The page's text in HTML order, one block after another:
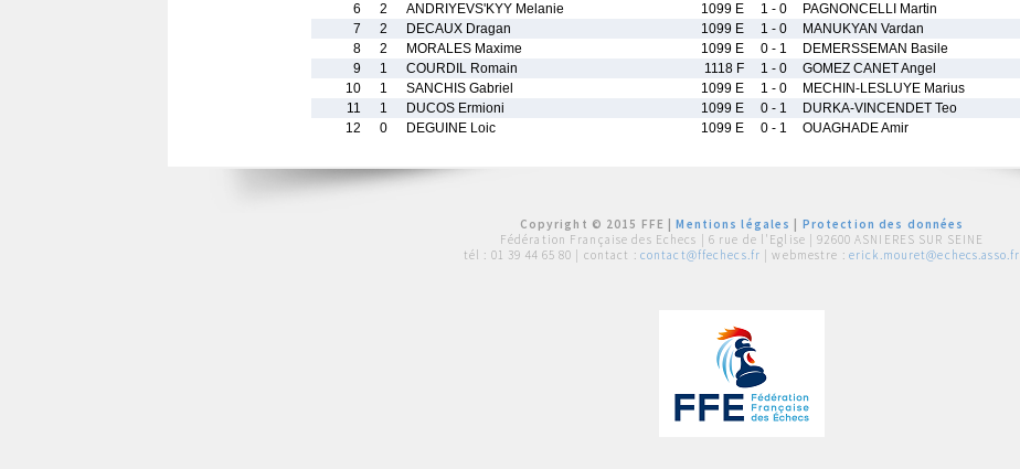
6
2 ANDRIYEVS'KYY Melanie 1099 E 1 - 0 PAGNONCELLI Martin
7
2 DECAUX Dragan 1099 E 1 - 0 MANUKYAN Vardan
8
2 MORALES Maxime 1099 E 0 - 1 DEMERSSEMAN Basile
9
1 COURDIL Romain 1118 F 1 - 0 GOMEZ CANET Angel
10
1 SANCHIS Gabriel 1099 E 1 - 0 MECHIN-LESLUYE Marius
11
1 DUCOS Ermioni 1099 E 0 - 1 DURKA-VINCENDET Teo
12
0 DEGUINE Loic 1099 E 0 - 1 OUAGHADE Amir
Copyright © 2015 FFE |Mentions légales
Protection des données
Fédération Française des Echecs | 6 rue de l'Eglise | 92600 ASNIERES SUR SEINE
tél : 01 39 44 65 80 | contact : contact@ffechecs.fr | webmestre : erick.mouret@echecs.asso.fr